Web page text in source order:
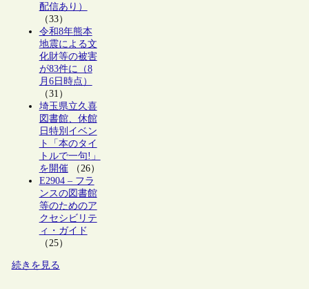
配信あり）
（33）
令和8年熊本
地震による文
化財等の被害
が83件に（8
月6日時点）
（31）
埼玉県立久喜
図書館、休館
日特別イベン
ト「本のタイ
トルで一句!」
を開催（26）
E2904 – フラ
ンスの図書館
等のためのア
クセシビリテ
ィ・ガイド
（25）
続きを見る